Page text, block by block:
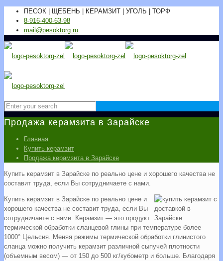
ПЕСОК | ЩЕБЕНЬ | КЕРАМЗИТ | УГОЛЬ | ТОРФ
8-916-400-63-98
mail@pesoktorg.ru
Продажа керамзита в Зарайске
Главная
Купить керамзит
Продажа керамзита в Зарайске
Купить керамзит в Зарайске по реально цене и хорошего качества не
составит труда, если Вы сотрудничаете с нами.
Купить керамзит в Зарайске по реально цене и
хорошего качества не составит труда, если Вы
сотрудничаете с нами. Керамзит — это продукт
термической обработки сланцевой глины при температуре более
1000° Цельсия. Меняя режимы термической обработки глинистого
сланца можно получить керамзит различной сыпучей плотности
(объемным весом) — от 150 до 500 кг/кубометр и больше. Благодаря